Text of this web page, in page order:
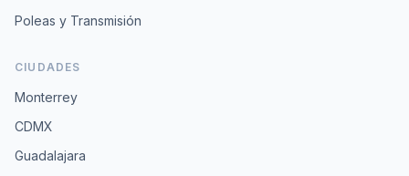
Poleas y Transmisión
CIUDADES
Monterrey
CDMX
Guadalajara